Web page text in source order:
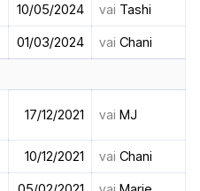
10/05/2024 vai Tashi
01/03/2024 vai Chani
17/12/2021 vai MJ
10/12/2021 vai Chani